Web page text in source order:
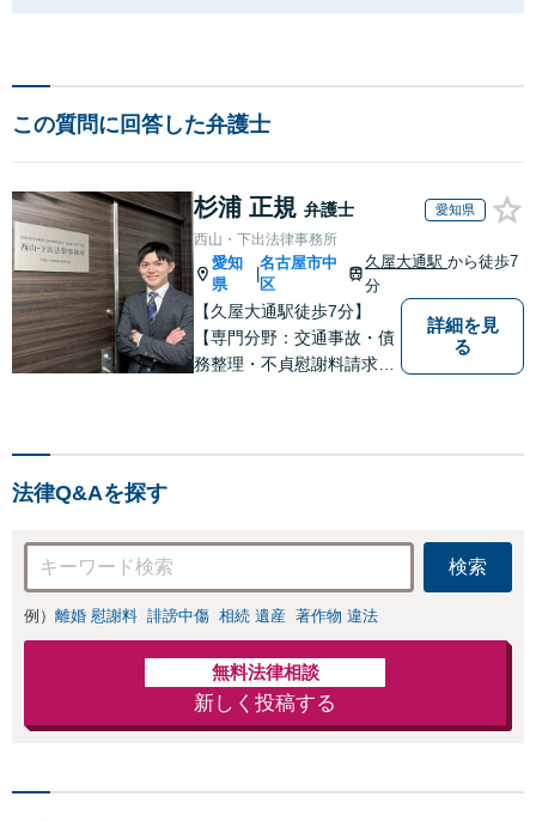
この質問に回答した弁護士
杉浦 正規 弁護士 愛知県
西山・下出法律事務所
愛知
県
名古屋市中
区
久屋大通駅から徒歩7
分
【久屋大通駅徒歩7分】
【専門分野：交通事故・債
務整理・不貞慰謝料請求・
切な対応を心がけておりま
詳細を見
る
法律Q&Aを探す
検索
例） 離婚 慰謝料 誹謗中傷 相続 遺産 著作物 違法
無料法律相談
新しく投稿する